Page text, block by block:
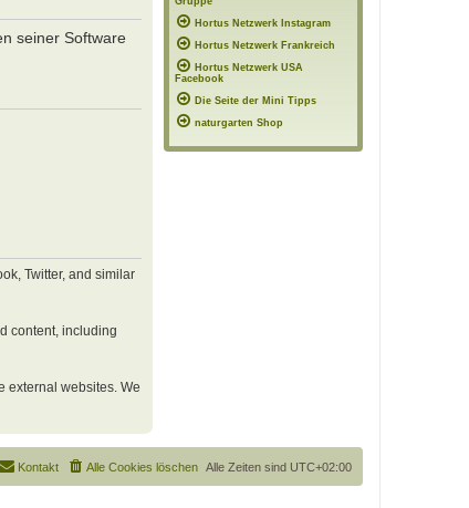
seiner Software
Twitter, and similar
content, including
external websites. We
Hortus Netzwerk Instagram
Hortus Netzwerk Frankreich
Hortus Netzwerk USA
Facebook
Die Seite der Mini Tipps
naturgarten Shop
Alle Zeiten sind UTC+02:00
Alle Cookies löschen
Kontakt